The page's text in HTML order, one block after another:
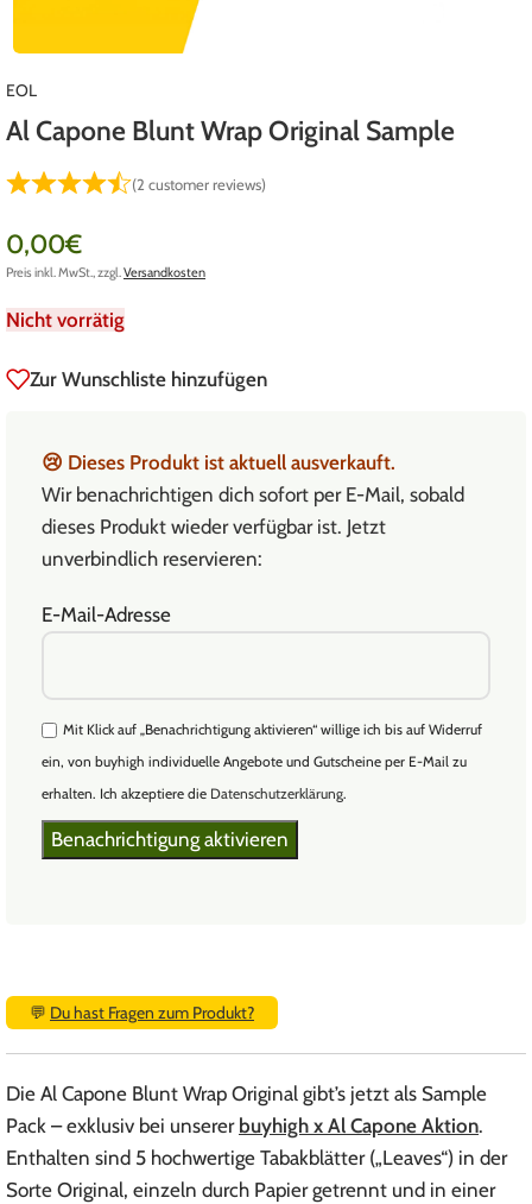
EOL
Al Capone Blunt Wrap Original Sample
(2 customer reviews)
0,00€
Preis inkl. MwSt., zzgl.Versandkosten
Nicht vorrätig
Zur Wunschliste hinzufügen
😢 Dieses Produkt ist aktuell ausverkauft.
Wir benachrichtigen dich sofort per E-Mail, sobald
dieses Produkt wieder verfügbar ist. Jetzt
unverbindlich reservieren:
E-Mail-Adresse
Mit Klick auf „Benachrichtigung aktivieren“ willige ich bis auf Widerruf
ein, von buyhigh individuelle Angebote und Gutscheine per E-Mail zu
erhalten. Ich akzeptiere die Datenschutzerklärung.
💬 Du hast Fragen zum Produkt?
Die Al Capone Blunt Wrap Original gibt’s jetzt als Sample
Pack – exklusiv bei unserer buyhigh x Al Capone Aktion.
Enthalten sind 5 hochwertige Tabakblätter („Leaves“) in der
Sorte Original, einzeln durch Papier getrennt und in einer